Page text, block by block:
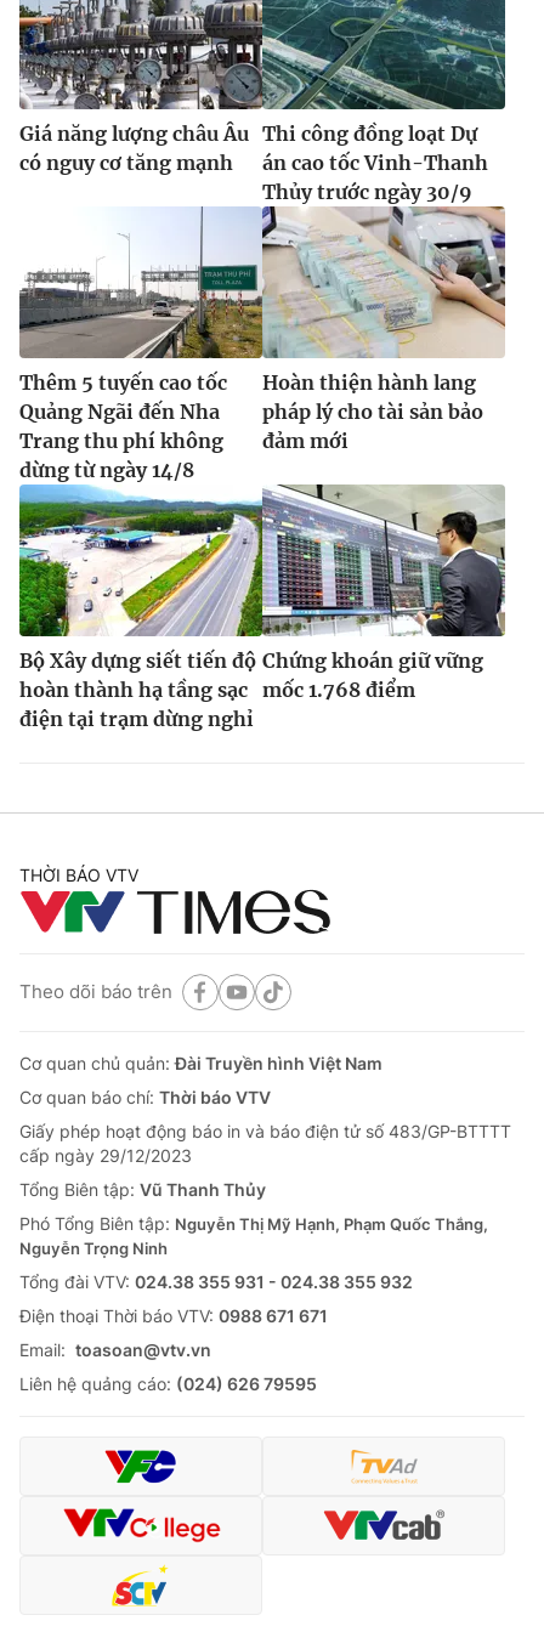
Ðiện thoại Thời báo VTV:024.66 897 897
Email:toasoan@vtv.vn
Liên hệ quảng cáo:024-7300.7108
® Cấm sao chép dưới mọi hình thức nếu không có sự chấp
thuận bằng văn bản. Ghi rõ nguồn VTV.vn khi phát hành lại
thông tin từ website này.
Giá năng lượng châu Âu
có nguy cơ tăng mạnh
Thi công đồng loạt Dự
án cao tốc Vinh-Thanh
Thủy trước ngày 30/9
Thêm 5 tuyến cao tốc
Quảng Ngãi đến Nha
Trang thu phí không
dừng từ ngày 14/8
Hoàn thiện hành lang
pháp lý cho tài sản bảo
đảm mới
Bộ Xây dựng siết tiến độ
hoàn thành hạ tầng sạc
điện tại trạm dừng nghỉ
Chứng khoán giữ vững
mốc 1.768 điểm
THỜI BÁO VTV
Theo dõi báo trên
Cơ quan chủ quản:Đài Truyền hình Việt Nam
Cơ quan báo chí: Thời báo VTV
Giấy phép hoạt động báo in và báo điện tử số 483/GP-BTTTT
cấp ngày 29/12/2023
Tổng Biên tập: Vũ Thanh Thủy
Phó Tổng Biên tập: Nguyễn Thị Mỹ Hạnh, Phạm Quốc Thắng,
Nguyễn Trọng Ninh
Tổng đài VTV: 024.38 355 931 - 024.38 355 932
Ðiện thoại Thời báo VTV: 0988 671 671
Email: toasoan@vtv.vn
Liên hệ quảng cáo: (024) 626 79595